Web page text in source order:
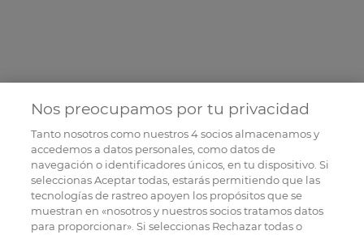
Nos preocupamos por tu privacidad
Tanto nosotros como nuestros4socios almacenamos y
accedemos a datos personales, como datos de
navegación o identificadores únicos, en tu dispositivo. Si
seleccionas Aceptar todas, estarás permitiendo que las
tecnologías de rastreo apoyen los propósitos que se
muestran en «nosotros y nuestros socios tratamos datos
para proporcionar». Si seleccionas Rechazar todas o